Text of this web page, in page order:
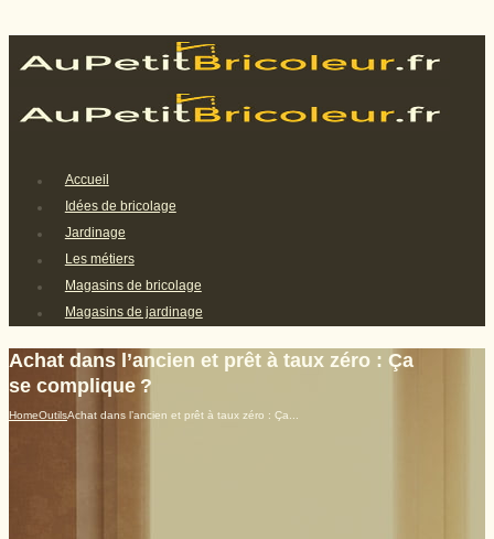
Accueil
Idées de bricolage
Jardinage
Les métiers
Magasins de bricolage
Magasins de jardinage
Achat dans l’ancien et prêt à taux zéro : Ça
se complique ?
HomeOutilsAchat dans l’ancien et prêt à taux zéro : Ça...